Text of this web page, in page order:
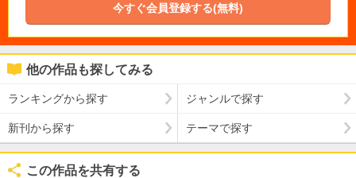
今すぐ会員登録する(無料)
他の作品も探してみる
ランキングから探す ジャンルで探す
新刊から探す テーマで探す
この作品を共有する